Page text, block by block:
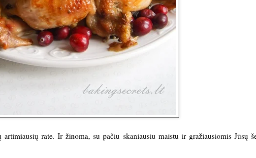
rate. Ir žinoma, su pačiu skaniausiu maistu ir gražiausiomis Jūsų